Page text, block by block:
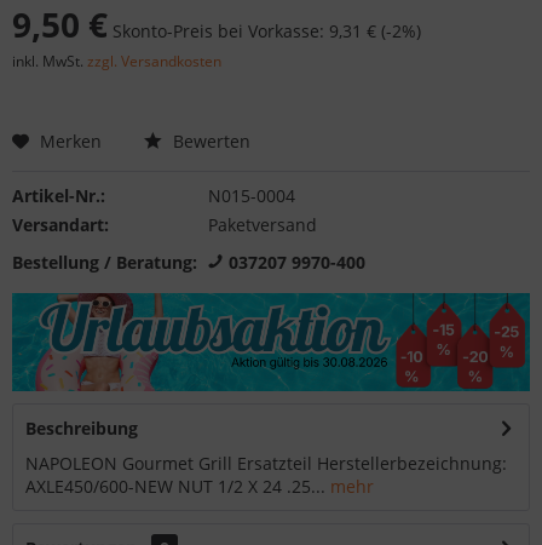
9,50 € Skonto-Preis bei Vorkasse: 9,31 € (-2%)
inkl. MwSt. zzgl. Versandkosten
Merken Bewerten
Artikel-Nr.:
N015-0004
Versandart:
Paketversand
Bestellung / Beratung:
037207 9970-400
Beschreibung
NAPOLEON Gourmet Grill Ersatzteil Herstellerbezeichnung:
AXLE450/600-NEW NUT 1/2 X 24 .25... mehr